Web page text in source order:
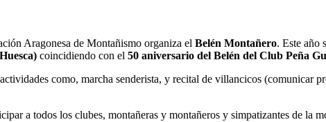
Aragonesa de Montañismo organiza el Belén Montañero. Este año
coincidiendo con el 50 aniversario del Belén del Club Peña
como, marcha senderista, y recital de villancicos (comunicar
a todos los clubes, montañeras y montañeros y simpatizantes de la